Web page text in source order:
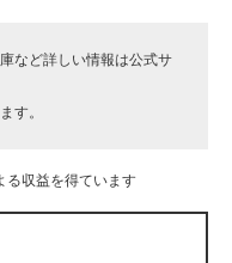
など詳しい情報は公式サ
す。
る収益を得ています